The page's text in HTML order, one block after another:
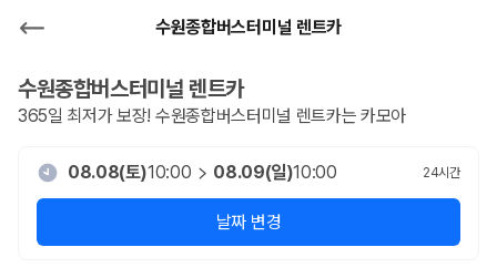
수원종합버스터미널 렌트카
수원종합버스터미널 렌트카
365일 최저가 보장! 수원종합버스터미널 렌트카는 카모아
08.08(토)10:00 08.09(일)10:00 24시간
날짜 변경